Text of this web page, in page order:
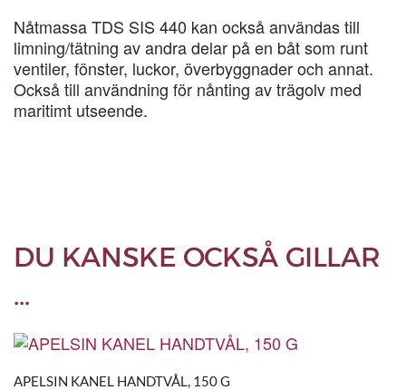
Nåtmassa TDS SIS 440 kan också användas till
limning/tätning av andra delar på en båt som runt
ventiler, fönster, luckor, överbyggnader och annat.
Också till användning för nånting av trägolv med
maritimt utseende.
DU KANSKE OCKSÅ GILLAR
…
APELSIN KANEL HANDTVÅL, 150 G